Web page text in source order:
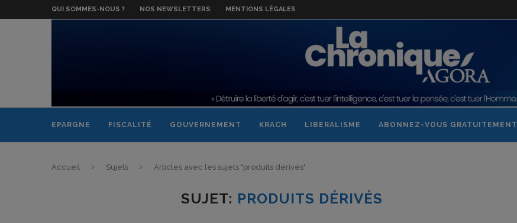
QUI SOMMES-NOUS ? NOS NEWSLETTERS MENTIONS LÉGALES
EPARGNE FISCALITÉ GOUVERNEMENT KRACH LIBERALISME ABONNEZ-VOUS GRATUITEMENT
Accueil Sujets Articles avec les sujets "produits dérivés"
SUJET: PRODUITS DÉRIVÉS